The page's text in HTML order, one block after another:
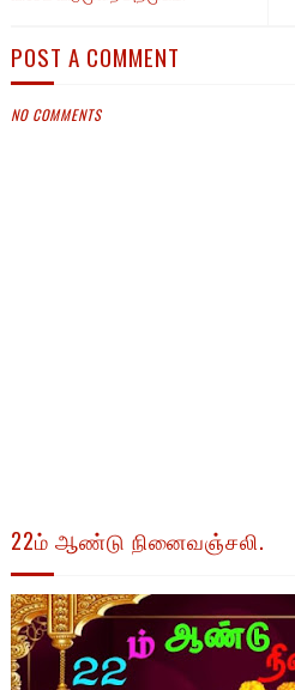
POST A COMMENT
NO COMMENTS
22ம் ஆண்டு நினைவஞ்சலி.